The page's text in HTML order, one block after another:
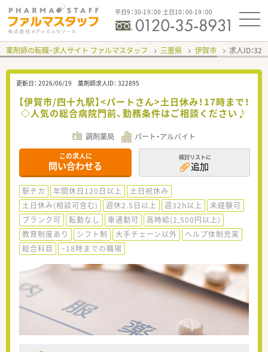
平日9：30-19：00 土日10：00-19：00
薬剤師の転職・求人サイト ファルマスタッフ 三重県 伊賀市 求人ID：
更新日： 2026/06/19 薬剤師求人ID： 322895
【伊賀市/四十九駅】<パートさん>土日休み！17時まで！
◇人気の総合病院門前、勤務条件はご相談ください♪
調剤薬局 パート・アルバイト
この求人に
問い合わせる
検討リストに
追加
駅チカ 年間休日120日以上
土日祝休み
土日休み(相談可含む)
週休2.5日以上 週32h以上
未経験可
ブランク可
転勤なし 車通勤可
高時給(2,500円以上)
教育制度あり
シフト制 大手チェーン以外
ヘルプ体制充実
総合科目
~18時までの職場